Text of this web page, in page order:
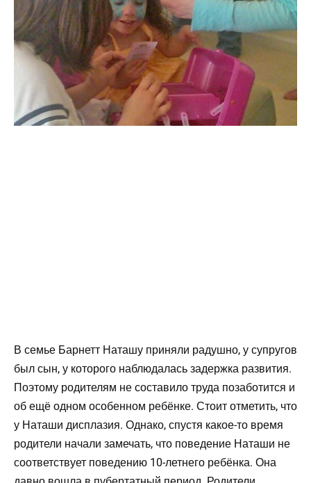
В семье Барнетт Наташу приняли радушно, у супругов
был сын, у которого наблюдалась задержка развития.
Поэтому родителям не составило труда позаботится и
об ещё одном особенном ребёнке. Стоит отметить, что
у Наташи дисплазия. Однако, спустя какое-то время
родители начали замечать, что поведение Наташи не
соответствует поведению 10-летнего ребёнка. Она